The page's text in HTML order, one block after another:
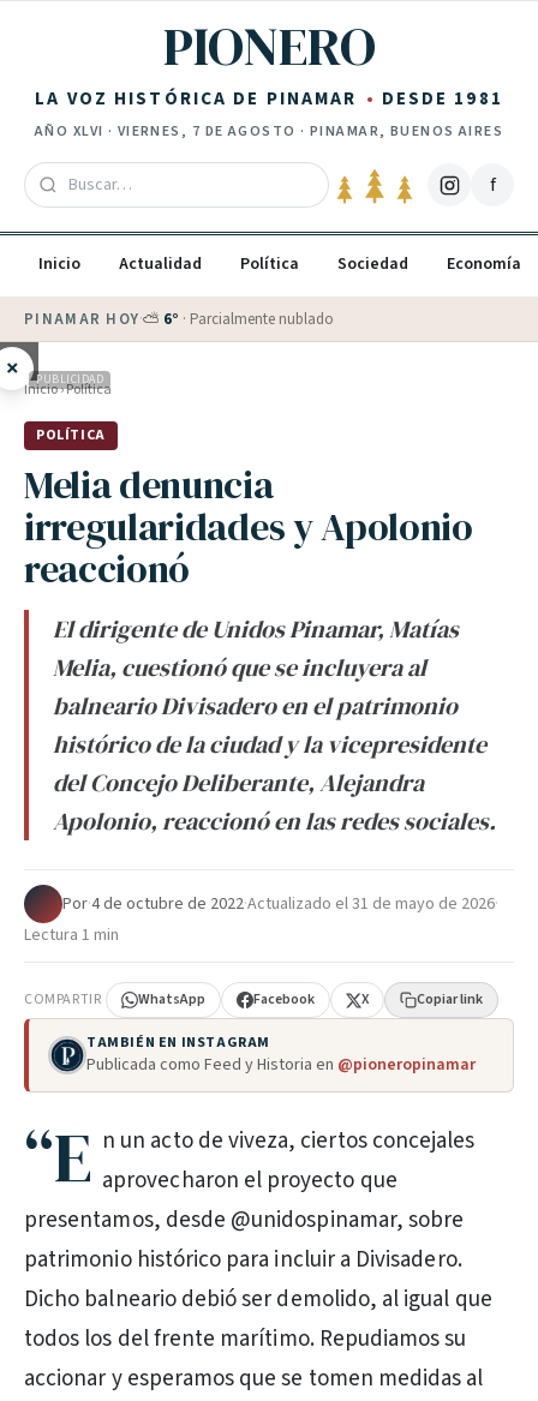
PIONERO
LA VOZ HISTÓRICA DE PINAMAR DESDE 1981
AÑO XLVI · VIERNES, 7 DE AGOSTO · PINAMAR, BUENOS AIRES
f
Inicio Actualidad Política Sociedad Economía
PINAMAR HOY·⛅ 6° · Parcialmente nublado
× PUBLICIDAD
Inicio›Política
POLÍTICA
Melia denuncia
irregularidades y Apolonio
reaccionó
El dirigente de Unidos Pinamar, Matías
Melia, cuestionó que se incluyera al
balneario Divisadero en el patrimonio
histórico de la ciudad y la vicepresidente
del Concejo Deliberante, Alejandra
Apolonio, reaccionó en las redes sociales.
Por·4 de octubre de 2022·Actualizado el31 de mayo de 2026·
Lectura 1 min
COMPARTIR WhatsApp Facebook X Copiar link
TAMBIÉN EN INSTAGRAM
Publicada como Feed y Historia en @pioneropinamar
“E n un acto de viveza, ciertos concejales
aprovecharon el proyecto que
presentamos, desde @unidospinamar, sobre
patrimonio histórico para incluir a Divisadero.
Dicho balneario debió ser demolido, al igual que
todos los del frente marítimo. Repudiamos su
accionar y esperamos que se tomen medidas al